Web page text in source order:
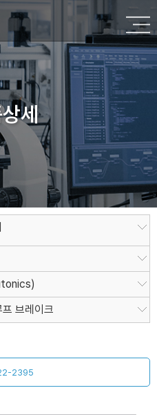
세
브레이크
2395